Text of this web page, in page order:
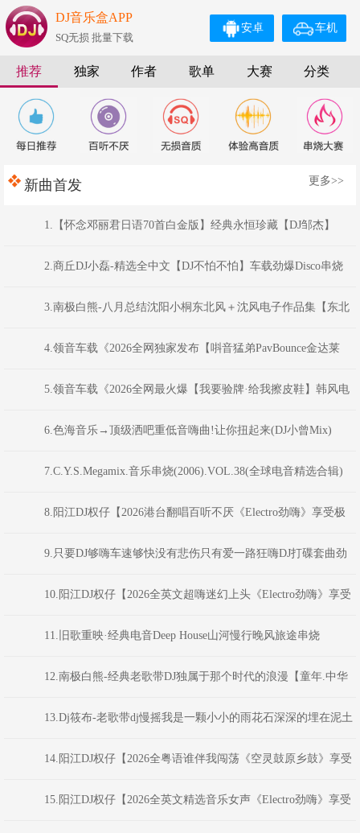
DJ音乐盒APP
SQ无损 批量下载
车机
安卓
推荐 独家 作者 歌单 大赛 分类
新曲首发 更多>>
1.【怀念邓丽君日语70首白金版】经典永恒珍藏【DJ邹杰】
2.商丘DJ小磊-精选全中文【DJ不怕不怕】车载劲爆Disco串烧
3.南极白熊-八月总结沈阳小桐东北风＋沈风电子作品集【东北
俊丫头.东北神曲.挖曲麻菜的玉芬.东北的爷们】
4.领音车载《2026全网独家发布【唞音猛弟PavBounce金达莱
花】最新反排TechHouse电音嗨曲》(Dj音少Mix)
5.领音车载《2026全网最火爆【我要验牌·给我擦皮鞋】韩风电
音派对Bounce弹跳重低音》(Dj红仔Mix)
6.色海音乐→顶级洒吧重低音嗨曲!让你扭起来(DJ小曾Mix)
7.C.Y.S.Megamix.音乐串烧(2006).VOL.38(全球电音精选合辑)
8.阳江DJ权仔【2026港台翻唱百听不厌《Electro劲嗨》享受极
限魅力车载大碟】
9.只要DJ够嗨车速够快没有悲伤只有爱一路狂嗨DJ打碟套曲劲
爆车载CD1749(横州DJ98Mix)
10.阳江DJ权仔【2026全英文超嗨迷幻上头《Electro劲嗨》享受
极限魅力车载大碟】
11.旧歌重映·经典电音Deep House山河慢行晚风旅途串烧
12.南极白熊-经典老歌带DJ独属于那个时代的浪漫【童年.中华
民谣.曼莉.九妹.天涯.少年壮志不言愁】
13.Dj筱布-老歌带dj慢摇我是一颗小小的雨花石深深的埋在泥土
之中FunkyHouse串烧
14.阳江DJ权仔【2026全粤语谁伴我闯荡《空灵鼓原乡鼓》享受
极限魅力车载大碟】
15.阳江DJ权仔【2026全英文精选音乐女声《Electro劲嗨》享受